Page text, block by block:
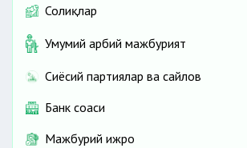
Солиқлар
Умумий ҳарбий мажбурият
Сиёсий партиялар ва сайлов
Банк соҳаси
Мажбурий ижро